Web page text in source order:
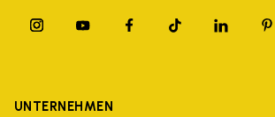
UNTERNEHMEN